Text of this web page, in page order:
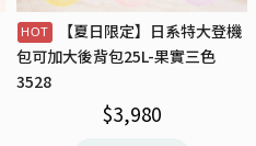
【夏日限定】日系特大登機
包可加大後背包25L-果實三色
3528
$3,980